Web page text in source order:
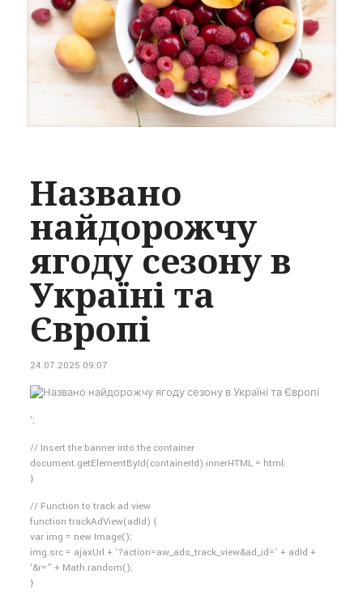
Названо
найдорожчу
ягоду сезону в
Україні та
Європі
24.07.2025 09:07
‘;
// Insert the banner into the container
document.getElementById(containerId).innerHTML = html;
}
// Function to track ad view
function trackAdView(adId) {
var img = new Image();
img.src = ajaxUrl + ‘?action=aw_ads_track_view&ad_id=’ + adId +
‘&r=” + Math.random();
}